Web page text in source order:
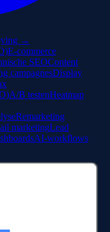
→
E-commerce
SEOContent
campagnesDisplay
A/B testenHeatmap
Remarketing
marketingLead
AI-workflows